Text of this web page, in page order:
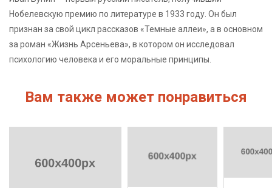
Нобелевскую премию по литературе в 1933 году. Он был
признан за свой цикл рассказов «Темные аллеи», а в основном
за роман «Жизнь Арсеньева», в котором он исследовал
психологию человека и его моральные принципы.
Вам также может понравиться